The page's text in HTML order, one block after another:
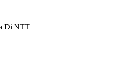
Di NTT